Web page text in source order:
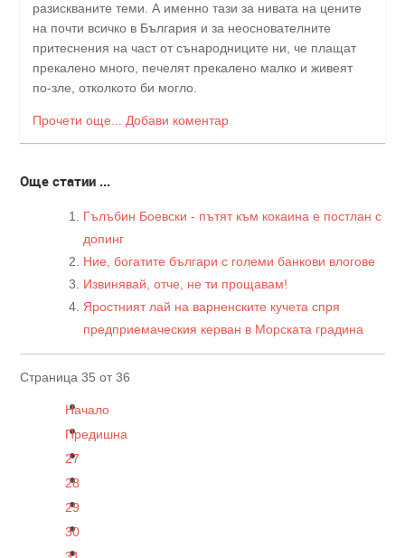
разискваните теми. А именно тази за нивата на цените
на почти всичко в България и за неоснователните
притеснения на част от сънародниците ни, че плащат
прекалено много, печелят прекалено малко и живеят
по-зле, отколкото би могло.
Прочети още... Добави коментар
Още статии ...
Гълъбин Боевски - пътят към кокаина е постлан с
допинг
Ние, богатите българи с големи банкови влогове
Извинявай, отче, не ти прощавам!
Яростният лай на варненските кучета спря
предприемаческия керван в Морската градина
Страница 35 от 36
Начало
Предишна
27
28
29
30